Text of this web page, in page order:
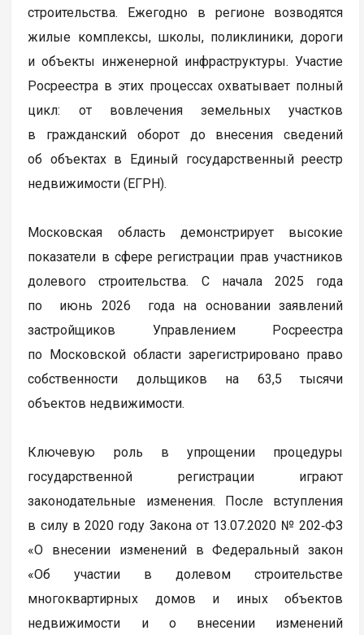
строительства. Ежегодно в регионе возводятся
жилые комплексы, школы, поликлиники, дороги
и объекты инженерной инфраструктуры. Участие
Росреестра в этих процессах охватывает полный
цикл: от вовлечения земельных участков
в гражданский оборот до внесения сведений
об объектах в Единый государственный реестр
недвижимости (ЕГРН).
Московская область демонстрирует высокие
показатели в сфере регистрации прав участников
долевого строительства. С начала 2025 года
по июнь 2026 года на основании заявлений
застройщиков Управлением Росреестра
по Московской области зарегистрировано право
собственности дольщиков на 63,5 тысячи
объектов недвижимости.
Ключевую роль в упрощении процедуры
государственной регистрации играют
законодательные изменения. После вступления
в силу в 2020 году Закона от 13.07.2020 № 202‑ФЗ
«О внесении изменений в Федеральный закон
«Об участии в долевом строительстве
многоквартирных домов и иных объектов
недвижимости и о внесении изменений